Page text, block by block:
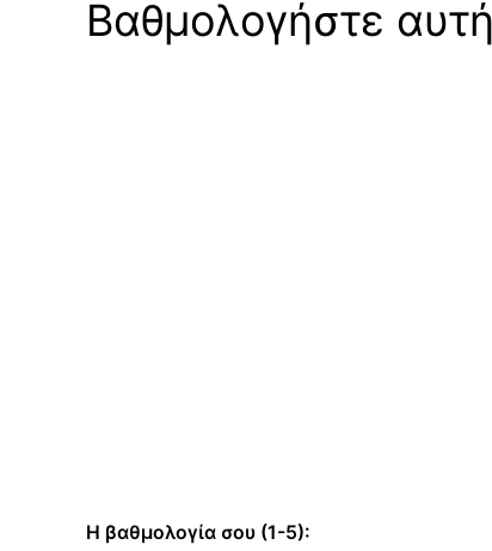
Βαθμολογήστε
Η βαθμολογία σου (1-5):